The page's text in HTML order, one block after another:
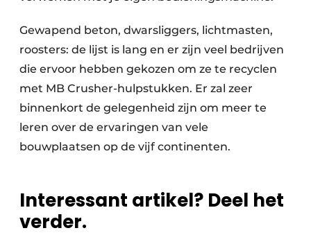
Gewapend beton, dwarsliggers, lichtmasten,
roosters: de lijst is lang en er zijn veel bedrijven
die ervoor hebben gekozen om ze te recyclen
met MB Crusher-hulpstukken. Er zal zeer
binnenkort de gelegenheid zijn om meer te
leren over de ervaringen van vele
bouwplaatsen op de vijf continenten.
Interessant artikel? Deel het
verder.